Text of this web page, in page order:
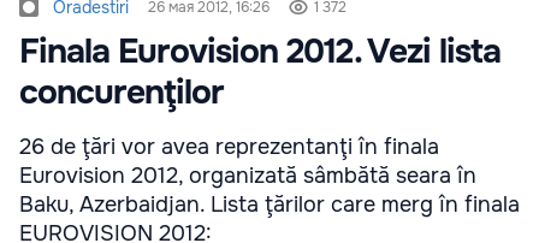
Oradestiri 26 мая 2012, 16:26 1 372
Finala Eurovision 2012. Vezi lista
concurenţilor
26 de ţări vor avea reprezentanţi în finala
Eurovision 2012, organizată sâmbătă seara în
Baku, Azerbaidjan. Lista ţărilor care merg în finala
EUROVISION 2012: